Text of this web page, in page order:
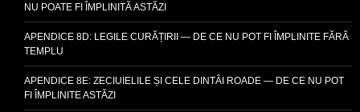
NU POATE FI ÎMPLINITĂ ASTĂZI
APENDICE 8D: LEGILE CURĂȚIRII — DE CE NU POT FI ÎMPLINITE FĂRĂ
TEMPLU
APENDICE 8E: ZECIUIELILE ȘI CELE DINTÂI ROADE — DE CE NU POT
FI ÎMPLINITE ASTĂZI